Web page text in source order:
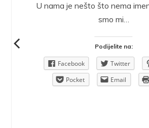
U nama je nešto što nema
smo mi…
Podijelite na:
Facebook Twitter
Pocket
Email